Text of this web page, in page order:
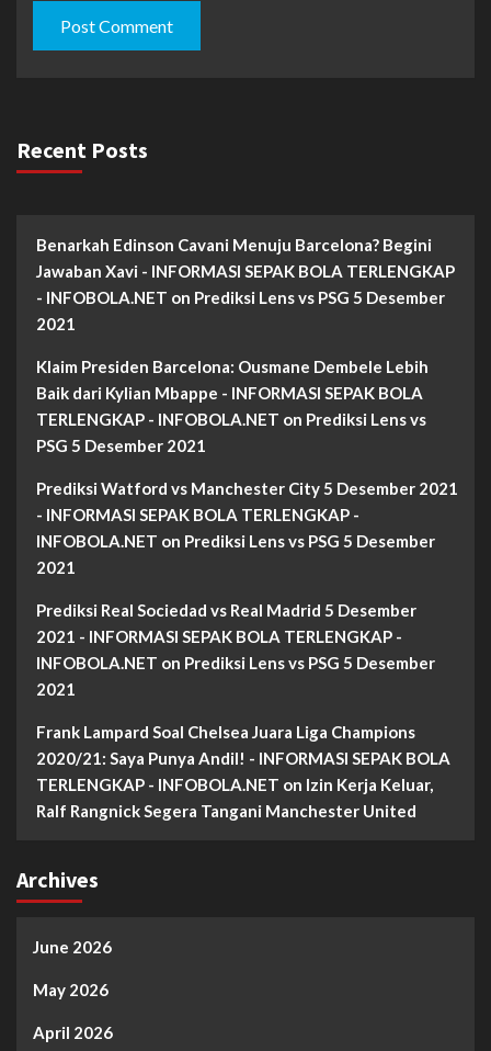
Recent Posts
Benarkah Edinson Cavani Menuju Barcelona? Begini
Jawaban Xavi - INFORMASI SEPAK BOLA TERLENGKAP
- INFOBOLA.NET on Prediksi Lens vs PSG 5 Desember
2021
Klaim Presiden Barcelona: Ousmane Dembele Lebih
Baik dari Kylian Mbappe - INFORMASI SEPAK BOLA
TERLENGKAP - INFOBOLA.NET on Prediksi Lens vs
PSG 5 Desember 2021
Prediksi Watford vs Manchester City 5 Desember 2021
- INFORMASI SEPAK BOLA TERLENGKAP -
INFOBOLA.NET on Prediksi Lens vs PSG 5 Desember
2021
Prediksi Real Sociedad vs Real Madrid 5 Desember
2021 - INFORMASI SEPAK BOLA TERLENGKAP -
INFOBOLA.NET on Prediksi Lens vs PSG 5 Desember
2021
Frank Lampard Soal Chelsea Juara Liga Champions
2020/21: Saya Punya Andil! - INFORMASI SEPAK BOLA
TERLENGKAP - INFOBOLA.NET on Izin Kerja Keluar,
Ralf Rangnick Segera Tangani Manchester United
Archives
June 2026
May 2026
April 2026